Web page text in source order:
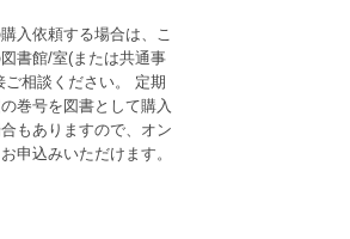
入依頼する場合は、こ
書館/室(または共通事
相談ください。 定期
巻号を図書として購入
もありますので、オン
申込みいただけます。